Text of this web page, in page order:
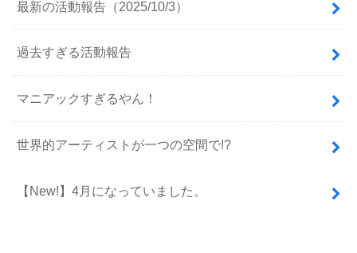
最新の活動報告（2025/10/3）
過去すぎる活動報告
マニアックすぎるやん！
世界的アーティストが一つの空間で!?
【New!】4月になっていました。